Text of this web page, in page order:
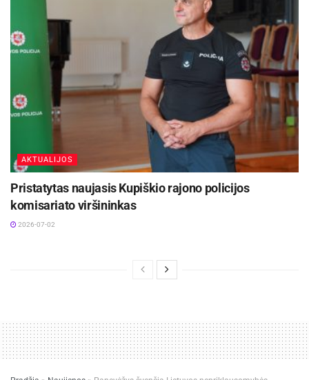
AKTUALIJOS
Pristatytas naujasis Kupiškio rajono policijos
komisariato viršininkas
2026-07-02